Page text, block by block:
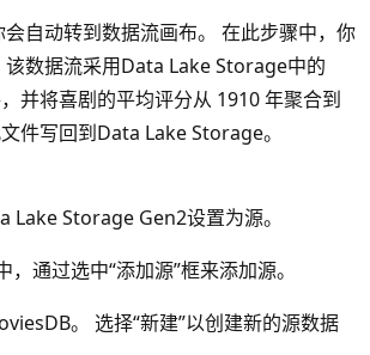
自动转到数据流画布。 在此步骤中，你
数据流采用Data Lake Storage中的
并将喜剧的平均评分从 1910 年聚合到
件写回到Data Lake Storage。
Lake Storage Gen2设置为源。
通过选中“添加源”框来添加源。
。 选择“新建”以创建新的源数据